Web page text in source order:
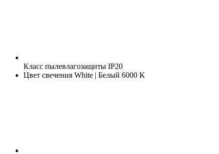
Класс пылевлагозащиты IP20
Цвет свечения White | Белый 6000 K